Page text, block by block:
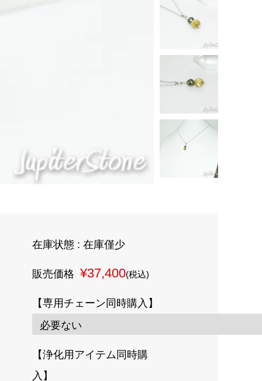
在庫状態 : 在庫僅少
販売価格¥37,400(税込)
【専用チェーン同時購入】
【浄化用アイテム同時購
入】